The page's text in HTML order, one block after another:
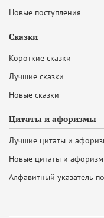
Новые поступления
Сказки
Короткие сказки
Лучшие сказки
Новые сказки
Цитаты и афоризмы
Лучшие цитаты и
Новые цитаты и
Алфавитный указатель